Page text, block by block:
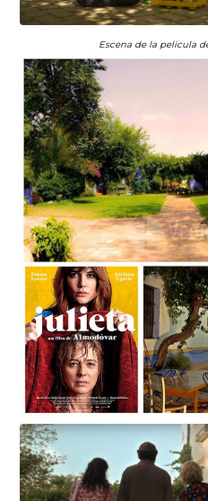
Escena de la película